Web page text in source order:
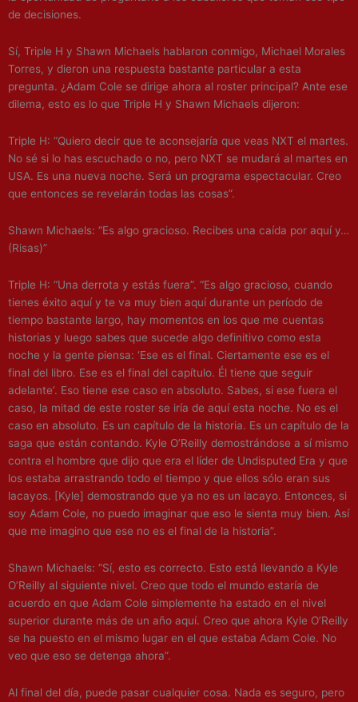
de decisiones.
Sí, Triple H y Shawn Michaels hablaron conmigo, Michael Morales
Torres, y dieron una respuesta bastante particular a esta
pregunta. ¿Adam Cole se dirige ahora al roster principal? Ante ese
dilema, esto es lo que Triple H y Shawn Michaels dijeron:
Triple H: “Quiero decir que te aconsejaría que veas NXT el martes.
No sé si lo has escuchado o no, pero NXT se mudará al martes en
USA. Es una nueva noche. Será un programa espectacular. Creo
que entonces se revelarán todas las cosas”.
Shawn Michaels: “Es algo gracioso. Recibes una caída por aquí y…
(Risas)”
Triple H: “Una derrota y estás fuera”. “Es algo gracioso, cuando
tienes éxito aquí y te va muy bien aquí durante un período de
tiempo bastante largo, hay momentos en los que me cuentas
historias y luego sabes que sucede algo definitivo como esta
noche y la gente piensa: ‘Ese es el final. Ciertamente ese es el
final del libro. Ese es el final del capítulo. Él tiene que seguir
adelante’. Eso tiene ese caso en absoluto. Sabes, si ese fuera el
caso, la mitad de este roster se iría de aquí esta noche. No es el
caso en absoluto. Es un capítulo de la historia. Es un capítulo de la
saga que están contando. Kyle O’Reilly demostrándose a sí mismo
contra el hombre que dijo que era el líder de Undisputed Era y que
los estaba arrastrando todo el tiempo y que ellos sólo eran sus
lacayos. [Kyle] demostrando que ya no es un lacayo. Entonces, si
soy Adam Cole, no puedo imaginar que eso le sienta muy bien. Así
que me imagino que ese no es el final de la historia”.
Shawn Michaels: “Sí, esto es correcto. Esto está llevando a Kyle
O’Reilly al siguiente nivel. Creo que todo el mundo estaría de
acuerdo en que Adam Cole simplemente ha estado en el nivel
superior durante más de un año aquí. Creo que ahora Kyle O’Reilly
se ha puesto en el mismo lugar en el que estaba Adam Cole. No
veo que eso se detenga ahora”.
Al final del día, puede pasar cualquier cosa. Nada es seguro, pero